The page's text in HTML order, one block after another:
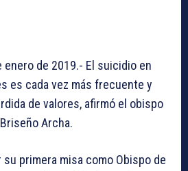
enero de 2019.- El suicidio en
es cada vez más frecuente y
de valores, afirmó el obispo
Archa.
primera misa como Obispo de